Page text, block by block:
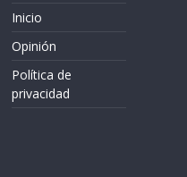
Inicio
Opinión
Política de
privacidad